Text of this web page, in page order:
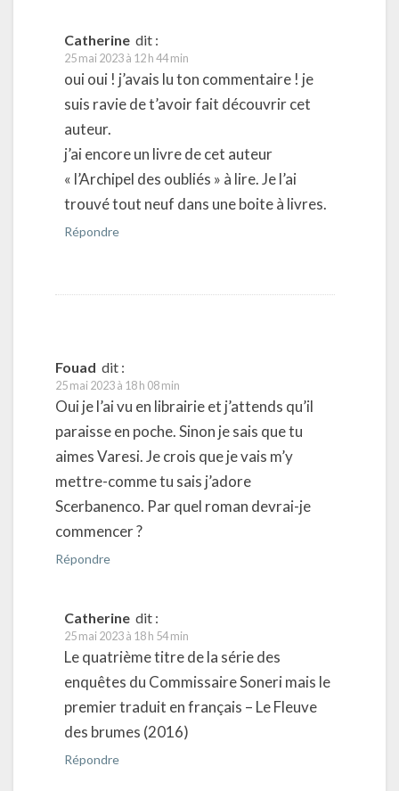
Catherine dit :
25 mai 2023 à 12 h 44 min
oui oui ! j’avais lu ton commentaire ! je
suis ravie de t’avoir fait découvrir cet
auteur.
j’ai encore un livre de cet auteur
« l’Archipel des oubliés » à lire. Je l’ai
trouvé tout neuf dans une boite à livres.
Répondre
Fouad dit :
25 mai 2023 à 18 h 08 min
Oui je l’ai vu en librairie et j’attends qu’il
paraisse en poche. Sinon je sais que tu
aimes Varesi. Je crois que je vais m’y
mettre-comme tu sais j’adore
Scerbanenco. Par quel roman devrai-je
commencer ?
Répondre
Catherine dit :
25 mai 2023 à 18 h 54 min
Le quatrième titre de la série des
enquêtes du Commissaire Soneri mais le
premier traduit en français – Le Fleuve
des brumes (2016)
Répondre